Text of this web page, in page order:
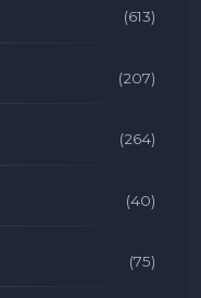
(613)
(207)
(264)
(40)
(75)